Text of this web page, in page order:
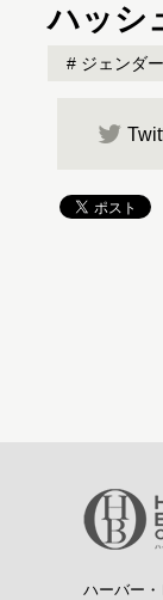
ハッシ
ジェンダー
ハーバー